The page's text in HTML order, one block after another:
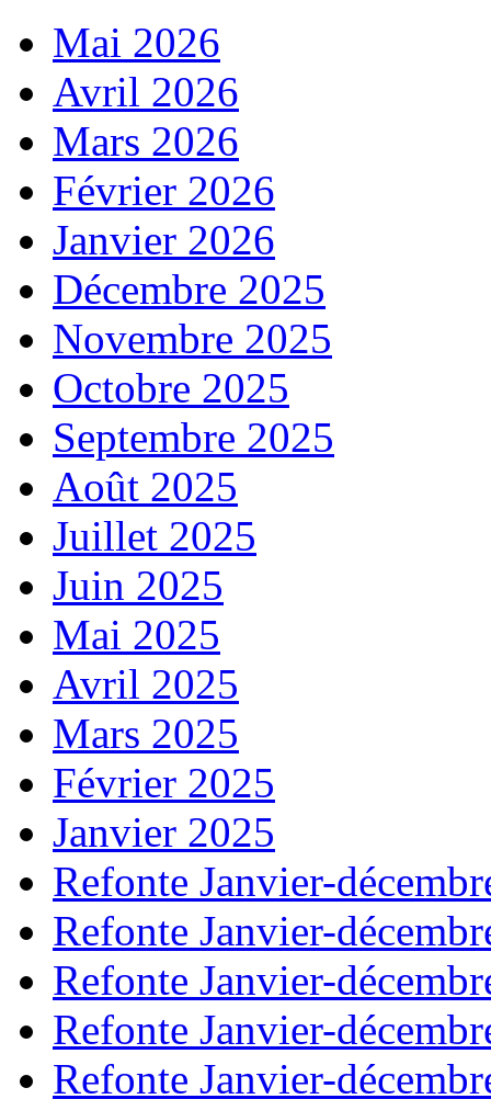
Mai 2026
Avril 2026
Mars 2026
Février 2026
Janvier 2026
Décembre 2025
Novembre 2025
Octobre 2025
Septembre 2025
Août 2025
Juillet 2025
Juin 2025
Mai 2025
Avril 2025
Mars 2025
Février 2025
Janvier 2025
Refonte Janvier-
Refonte Janvier-
Refonte Janvier-
Refonte Janvier-
Refonte Janvier-